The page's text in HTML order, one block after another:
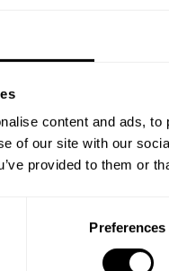
content and ads,
of our site with our
provided to them or
Preferences